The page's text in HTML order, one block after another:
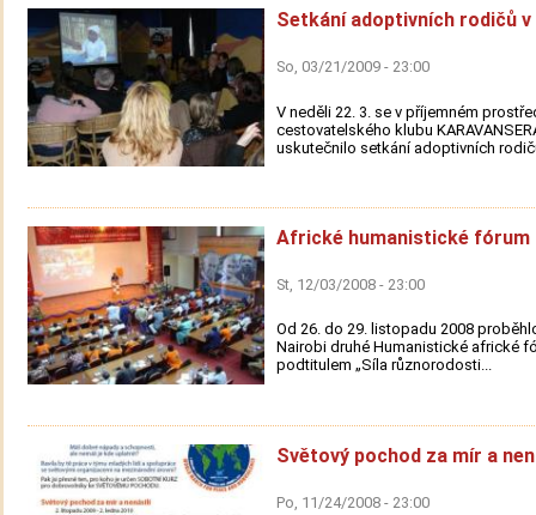
Setkání adoptivních rodičů v
So, 03/21/2009 - 23:00
V neděli 22. 3. se v příjemném
cestovatelského klubu
uskutečnilo setkání adoptivních
Africké humanistické fórum
St, 12/03/2008 - 23:00
Od 26. do 29. listopadu 2008
Nairobi druhé Humanistické africké
podtitulem „Síla různorodosti...
Světový pochod za mír a
Po, 11/24/2008 - 23:00